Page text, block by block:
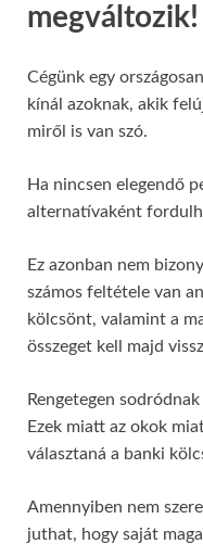
megváltozik!
Cégünk egy
kínál azoknak, akik
miről is van szó.
Ha nincsen elegendő
alternatívaként
Ez azonban nem
számos feltétele van
kölcsönt, valamint a
összeget kell majd
Rengetegen
Ezek miatt az okok
választaná a banki
Amennyiben nem
juthat, hogy saját